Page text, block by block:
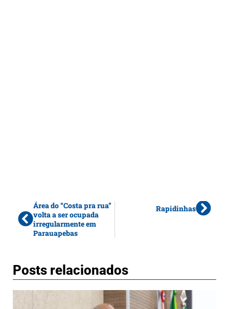
Área do “Costa pra rua”
volta a ser ocupada
irregularmente em
Parauapebas
Rapidinhas
Posts relacionados